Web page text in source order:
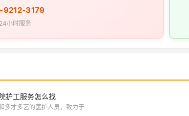
9212-3179
24小时服务
护工服务怎么找
多才多艺的医护人员，致力于